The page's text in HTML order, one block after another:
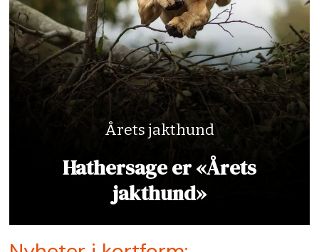
Årets jakthund
Hathersage er «Årets
jakthund»